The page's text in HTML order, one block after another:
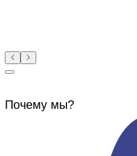
Почему мы?